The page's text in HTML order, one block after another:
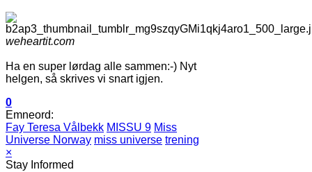
weheartit.com
Ha en super lørdag alle sammen:-) Nyt
helgen, så skrives vi snart igjen.
0
Emneord:
Fay Teresa Vålbekk MISSU 9 Miss
Universe Norway miss universe trening
×
Stay Informed